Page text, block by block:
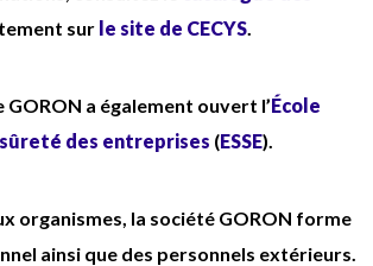
sur le site de CECYS.
GORON a également ouvert l’École
des entreprises (ESSE).
organismes, la société GORON forme
ainsi que des personnels extérieurs.